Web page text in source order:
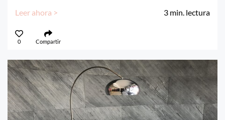
Leer ahora > 3 min. lectura
0 Compartir